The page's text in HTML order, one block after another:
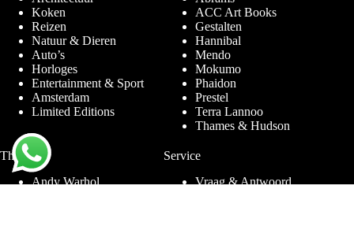
Koken
Reizen
Natuur & Dieren
Auto’s
Horloges
Entertainment & Sport
Amsterdam
Limited Editions
ACC Art Books
Gestalten
Hannibal
Mendo
Mokumo
Phaidon
Prestel
Terra Lannoo
Thames & Hudson
Thema’s
Andy Warhol
Service
Vraag & Antwoord